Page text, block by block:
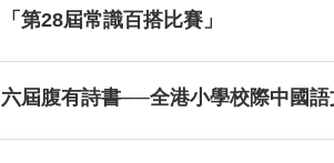
「第28屆常識百搭比賽」
六屆腹有詩書──全港小學校際中國